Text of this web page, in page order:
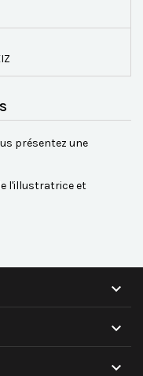
présentez une
l'illustratrice et


